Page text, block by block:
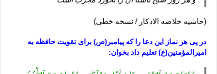
(حاشیه خلاصه الاذکار / نسخه خطی)
در پی هر نماز این دعا را که پیامبر(ص) برای تقویت حافظه به
امیرالمؤمنین(ع) تعلیم داد بخوان: